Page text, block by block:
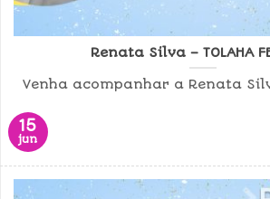
Renata Silva – TOLAHA
Venha acompanhar a Renata
15
jun